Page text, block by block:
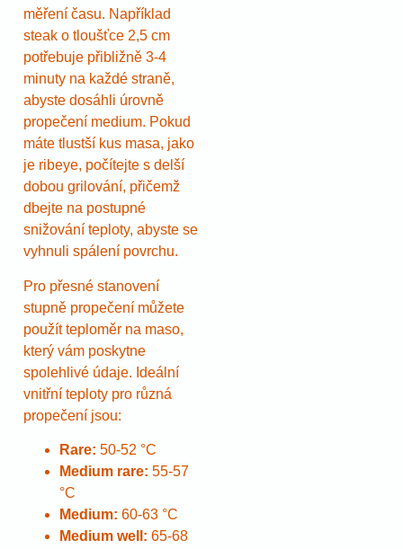
měření času. Například
steak o tloušťce 2,5 cm
potřebuje přibližně 3-4
minuty na každé straně,
abyste dosáhli úrovně
propečení medium. Pokud
máte tlustší kus masa, jako
je ribeye, počítejte s delší
dobou grilování, přičemž
dbejte na postupné
snižování teploty, abyste se
vyhnuli spálení povrchu.
Pro přesné stanovení
stupně propečení můžete
použít teploměr na maso,
který vám poskytne
spolehlivé údaje. Ideální
vnitřní teploty pro různá
propečení jsou:
Rare: 50-52 °C
Medium rare: 55-57
°C
Medium: 60-63 °C
Medium well: 65-68